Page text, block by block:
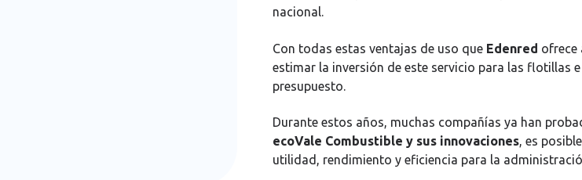
nacional.
Con todas estas ventajas de uso que Edenred ofrece
estimar la inversión de este servicio para las flotillas
presupuesto.
Durante estos años, muchas compañías ya han
ecoVale Combustible y sus innovaciones, es
utilidad, rendimiento y eficiencia para la